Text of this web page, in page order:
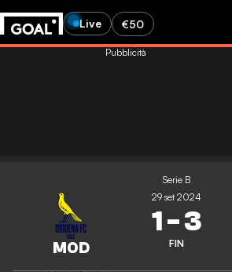
Live €50
Pubblicità
Serie B
29 set 2024
1-3
FIN